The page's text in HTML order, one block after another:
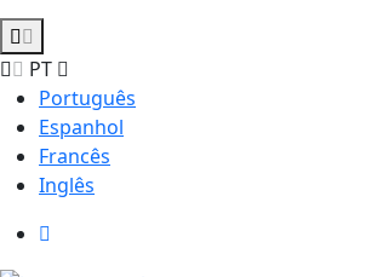
PT
Português
Espanhol
Francês
Inglês